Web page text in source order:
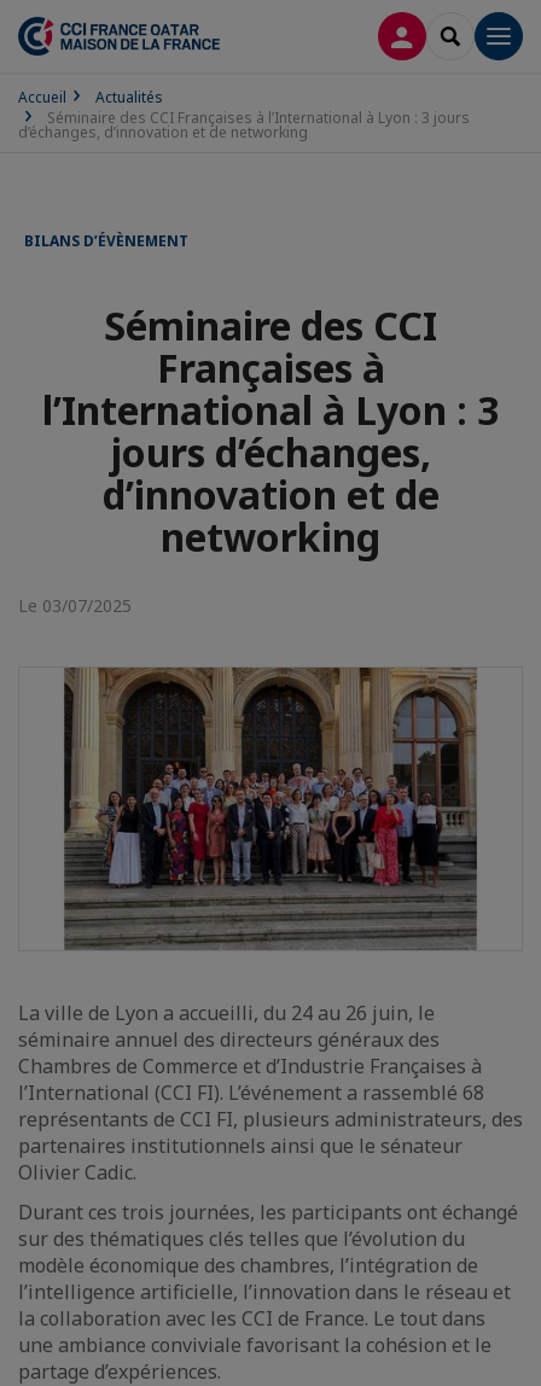
CONNEXION
Accueil
Actualités
Séminaire des CCI Françaises à l’International à Lyon : 3 jours
d’échanges, d’innovation et de networking
BILANS D’ÉVÈNEMENT
Séminaire des CCI
Françaises à
l’International à Lyon : 3
jours d’échanges,
d’innovation et de
networking
Le 03/07/2025
La ville de Lyon a accueilli, du 24 au 26 juin, le
séminaire annuel des directeurs généraux des
Chambres de Commerce et d’Industrie Françaises à
l’International (CCI FI). L’événement a rassemblé 68
représentants de CCI FI, plusieurs administrateurs, des
partenaires institutionnels ainsi que le sénateur
Olivier Cadic.
Durant ces trois journées, les participants ont échangé
sur des thématiques clés telles que l’évolution du
modèle économique des chambres, l’intégration de
l’intelligence artificielle, l’innovation dans le réseau et
la collaboration avec les CCI de France. Le tout dans
une ambiance conviviale favorisant la cohésion et le
partage d’expériences.